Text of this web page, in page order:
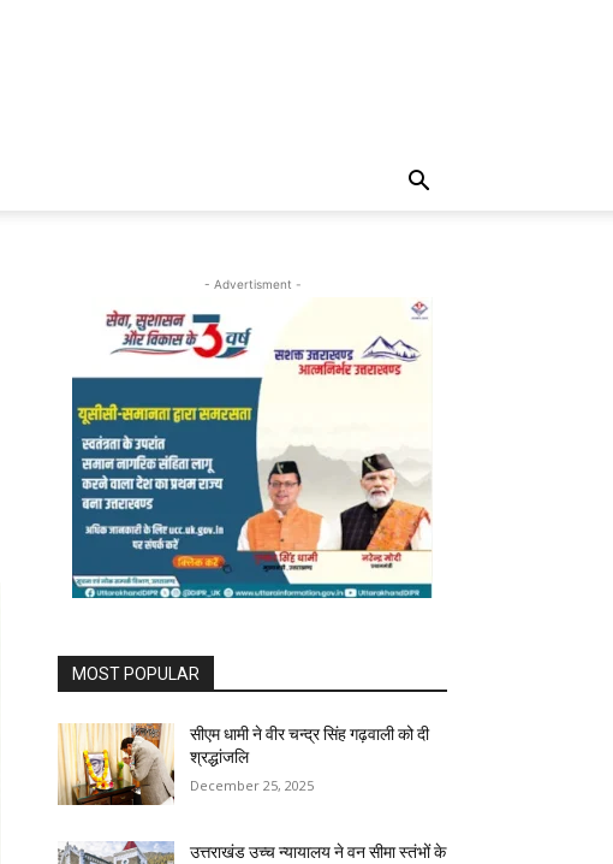
- Advertisment -
MOST POPULAR
सीएम धामी ने वीर चन्द्र सिंह गढ़वाली को दी
श्रद्धांजलि
December 25, 2025
उत्तराखंड उच्च न्यायालय ने वन सीमा स्तंभों के